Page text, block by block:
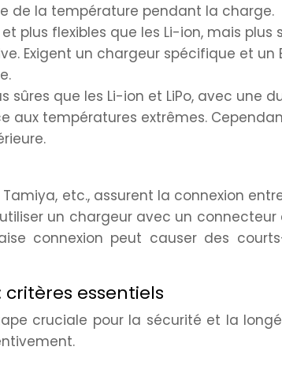
de la température pendant la charge.
plus flexibles que les Li-ion, mais plus
Exigent un chargeur spécifique et un
sûres que les Li-ion et LiPo, avec une
aux températures extrêmes.
Tamiya, etc., assurent la connexion
un chargeur avec un
connexion peut causer des
essentiels
cruciale pour la sécurité et la